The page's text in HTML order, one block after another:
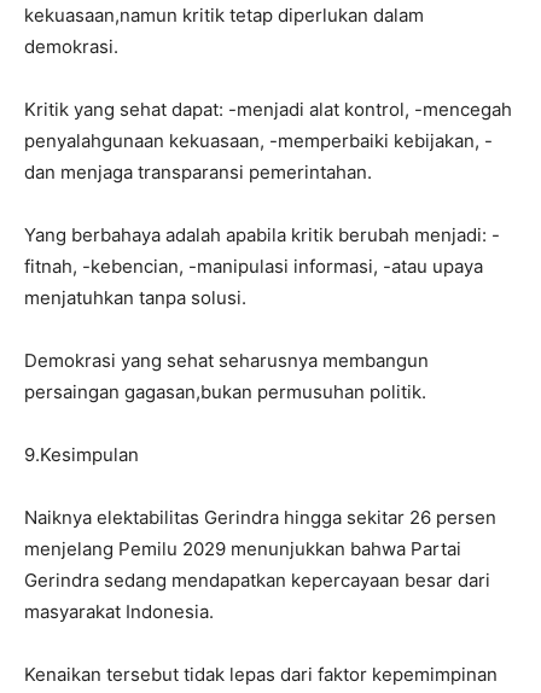
kekuasaan,namun kritik tetap diperlukan dalam
demokrasi.
Kritik yang sehat dapat: -menjadi alat kontrol, -mencegah
penyalahgunaan kekuasaan, -memperbaiki kebijakan, -
dan menjaga transparansi pemerintahan.
Yang berbahaya adalah apabila kritik berubah menjadi: -
fitnah, -kebencian, -manipulasi informasi, -atau upaya
menjatuhkan tanpa solusi.
Demokrasi yang sehat seharusnya membangun
persaingan gagasan,bukan permusuhan politik.
9.Kesimpulan
Naiknya elektabilitas Gerindra hingga sekitar 26 persen
menjelang Pemilu 2029 menunjukkan bahwa Partai
Gerindra sedang mendapatkan kepercayaan besar dari
masyarakat Indonesia.
Kenaikan tersebut tidak lepas dari faktor kepemimpinan